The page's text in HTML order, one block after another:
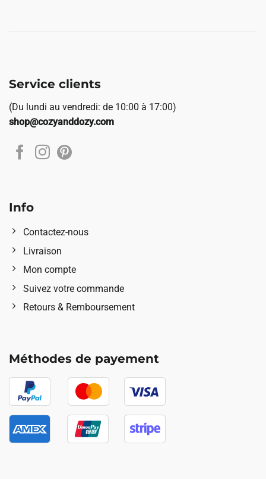
Service clients
(Du lundi au vendredi: de 10:00 à 17:00)
shop@cozyanddozy.com
Info
Contactez-nous
Livraison
Mon compte
Suivez votre commande
Retours & Remboursement
Méthodes de payement